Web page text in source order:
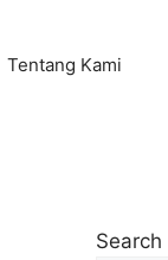
Tentang Kami
Search